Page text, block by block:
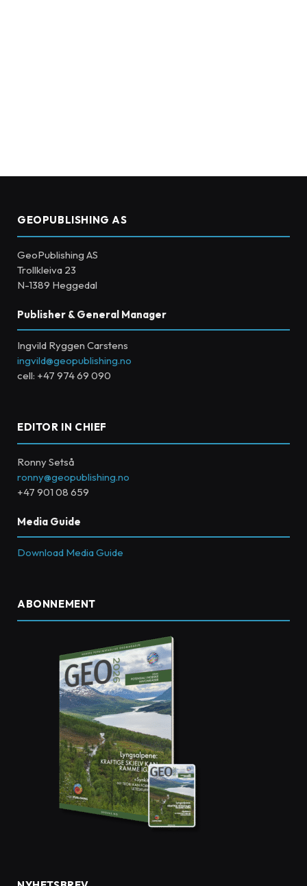
GEOPUBLISHING AS
GeoPublishing AS
Trollkleiva 23
N-1389 Heggedal
Publisher & General Manager
Ingvild Ryggen Carstens
ingvild@geopublishing.no
cell: +47 974 69 090
EDITOR IN CHIEF
Ronny Setså
ronny@geopublishing.no
+47 901 08 659
Media Guide
Download Media Guide
ABONNEMENT